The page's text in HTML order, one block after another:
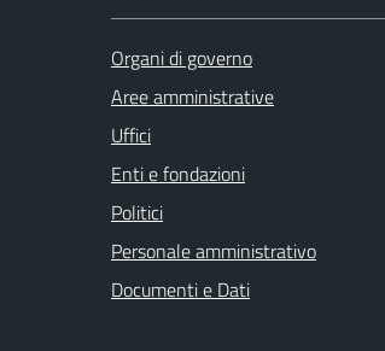
Organi di governo
Aree amministrative
Uffici
Enti e fondazioni
Politici
Personale amministrativo
Documenti e Dati